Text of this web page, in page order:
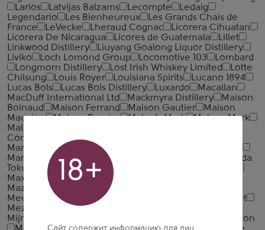
Larios
Latvijas Balzams Lecompte
Ledaig
Legendario
Les Bienheureux
Les Grands Chais de
France
LeVecke Lheraud Cognac
Licorera Cihuatan
Licorera De Nicaragua
Licores de Guatemala
Lillet
Linkwood Distillery
Liuyang Goalong Liquor Distillery
Liviko
Loch Lomond Group Locomotive 103
Lombard
Longmorn Distillery
Lost Irish Whiskey Limited
Lotte
Chilsung
Louis Royer Louisiana Spirits
Lucano 1894
Lucas Bols
Lucas Bols Distillery Luxardo
Macallan
MacDuff International Ltd
Mackmyra Distillery
Maison
Boinaud
Maison Ferrand Maison Gautier
Maison
Mauxion
Maison Prunier Maker's Mark
Makers Mark
Malecon
Company
Marancheville
Markus Wieser
Mars Shinshu Distillery
Martin Miller's
Masahiro Distillery
Masuda
Tokubee Shoten
Matsui Shuzo
Maxime Trijol Cognac
Maximus
Mazzetti d'Altavilla
McClelland's
Meukow Cognac
Mey Alkollu Ickiler Sanayii ve Ticaret
Mezan
Michter's Distillery
Mijnaberd
Millesimes & Tradition
18+
Сайт содержит информацию для лиц